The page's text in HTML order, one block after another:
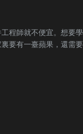
程師就不便宜。想要學
要有一臺蘋果，還需